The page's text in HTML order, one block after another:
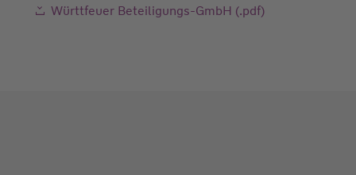
Württfeuer Beteiligungs-GmbH (.pdf)